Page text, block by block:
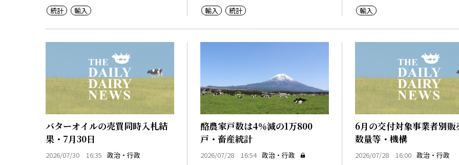
統計
輸入
輸入
統計
輸入
バターオイルの売買同時入札結
果・7月30日
2026/07/30 16:35 政治・行政
酪農家戸数は4％減の1万800
戸・畜産統計
2026/07/28 16:54 政治・行政
6月の交付対象事業者別販
数量等・機構
2026/07/28 16:00 政治・行政